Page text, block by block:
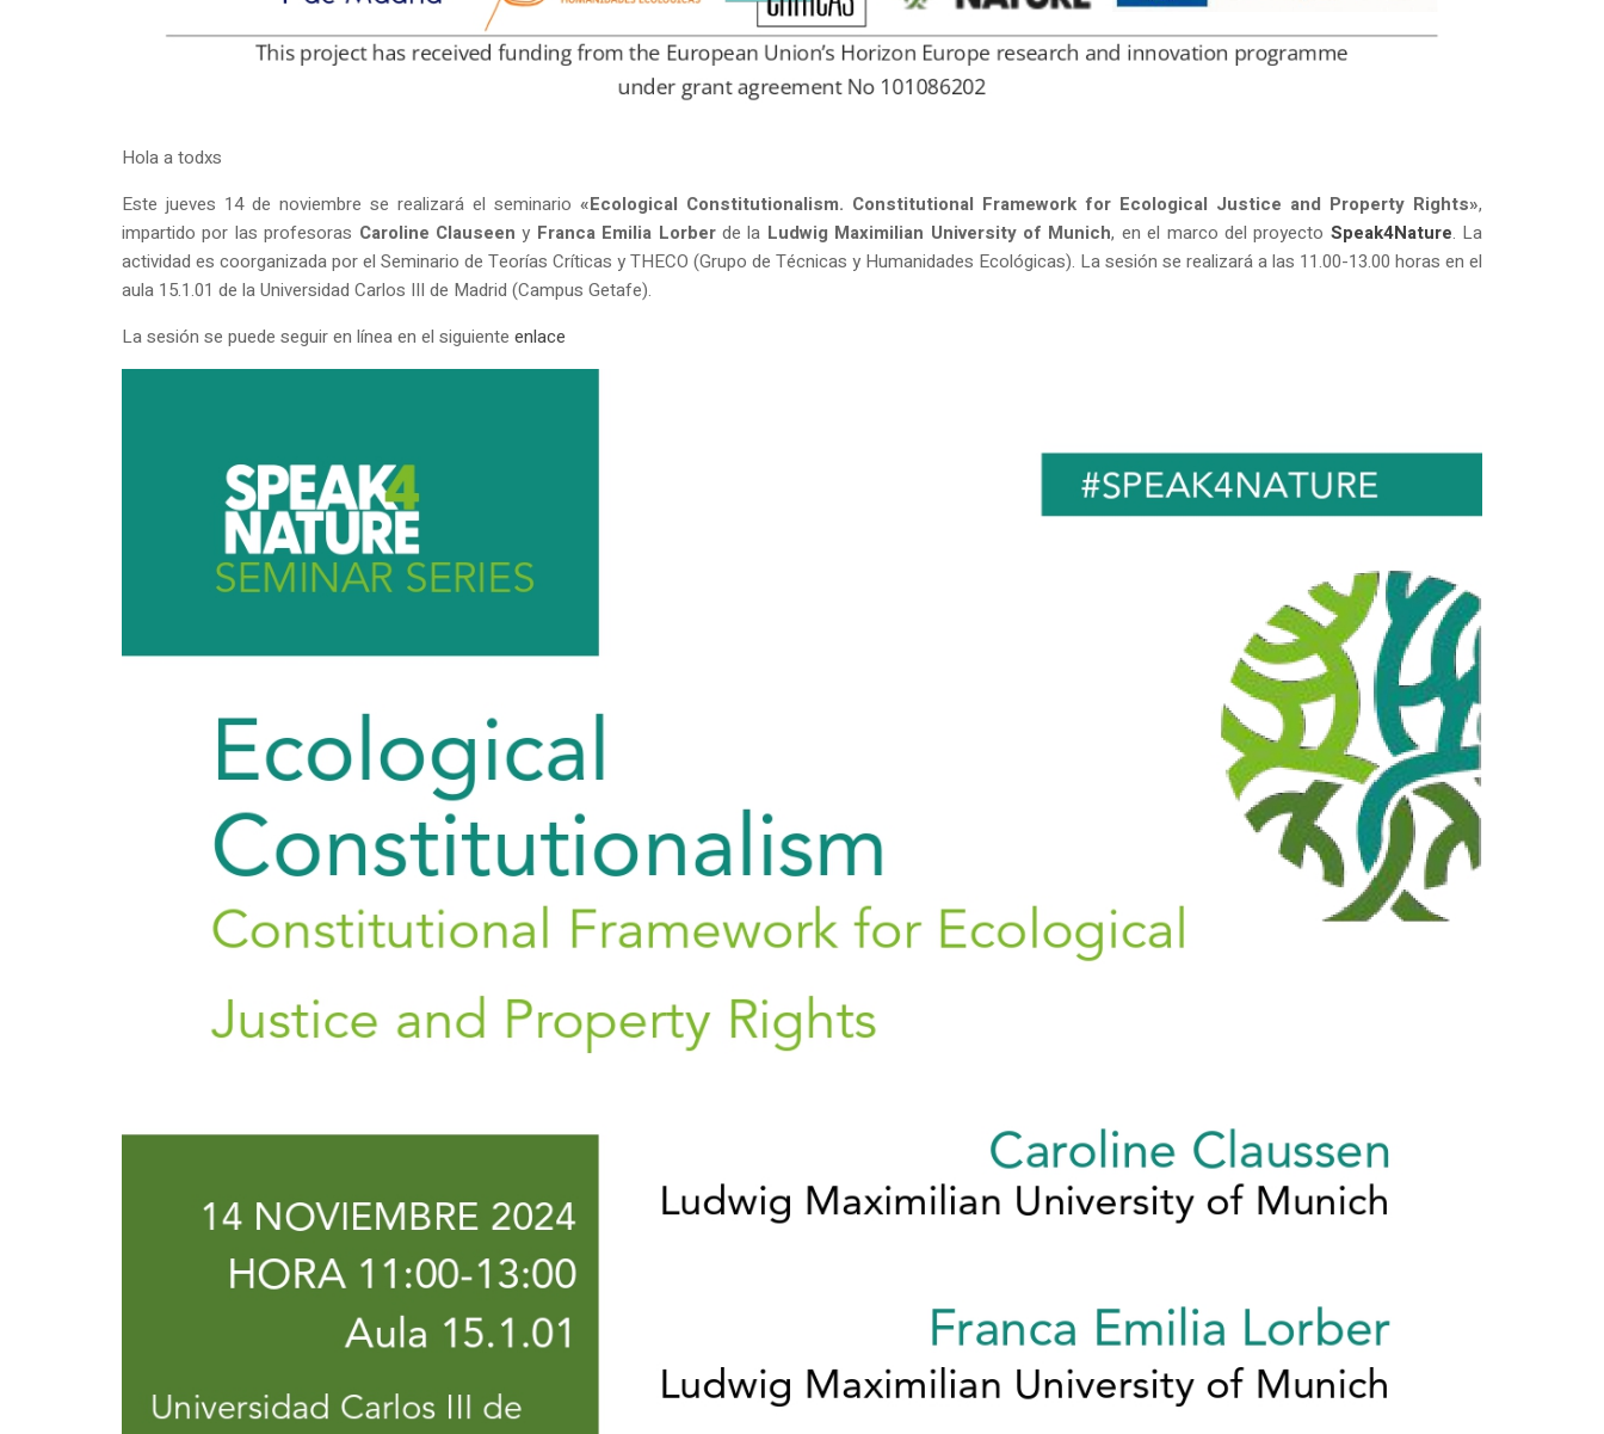
Hola a todxs
Este jueves 14 de noviembre se realizará el seminario «Ecological Constitutionalism. Constitutional Framework for Ecological Justice and Property Rights»,
impartido por las profesoras Caroline Clauseen y Franca Emilia Lorberde la Ludwig Maximilian University of Munich, en el marco del proyecto Speak4Nature. La
actividad es coorganizada por el Seminario de Teorías Críticas y THECO (Grupo de Técnicas y Humanidades Ecológicas). La sesión se realizará a las 11.00-13.00 horas en el
aula 15.1.01 de la Universidad Carlos III de Madrid (Campus Getafe).
La sesión se puede seguir en línea en el siguiente enlace